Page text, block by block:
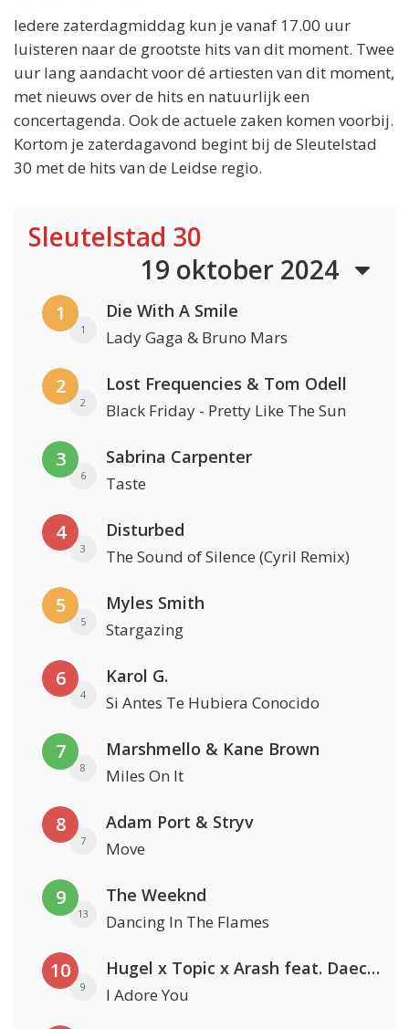
Iedere zaterdagmiddag kun je vanaf 17.00 uur
luisteren naar de grootste hits van dit moment. Twee
uur lang aandacht voor dé artiesten van dit moment,
met nieuws over de hits en natuurlijk een
concertagenda. Ook de actuele zaken komen voorbij.
Kortom je zaterdagavond begint bij de Sleutelstad
30 met de hits van de Leidse regio.
Sleutelstad 30
19 oktober 2024
1
1
Die With A Smile
Lady Gaga & Bruno Mars
2
2
Lost Frequencies & Tom Odell
Black Friday - Pretty Like The Sun
3
6
Sabrina Carpenter
Taste
4
3
Disturbed
The Sound of Silence (Cyril Remix)
5
5
Myles Smith
Stargazing
6
4
Karol G.
Si Antes Te Hubiera Conocido
7
8
Marshmello & Kane Brown
Miles On It
8
7
Adam Port & Stryv
Move
9
13
The Weeknd
Dancing In The Flames
10
9
Hugel x Topic x Arash feat. Daecolm
I Adore You